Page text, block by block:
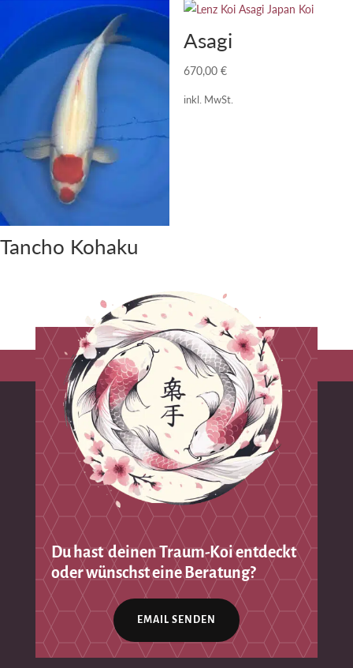
Tancho Kohaku
Asagi
670,00 €
inkl. MwSt.
Du hast deinen Traum-Koi entdeckt
oder wünschst eine Beratung?
EMAIL SENDEN